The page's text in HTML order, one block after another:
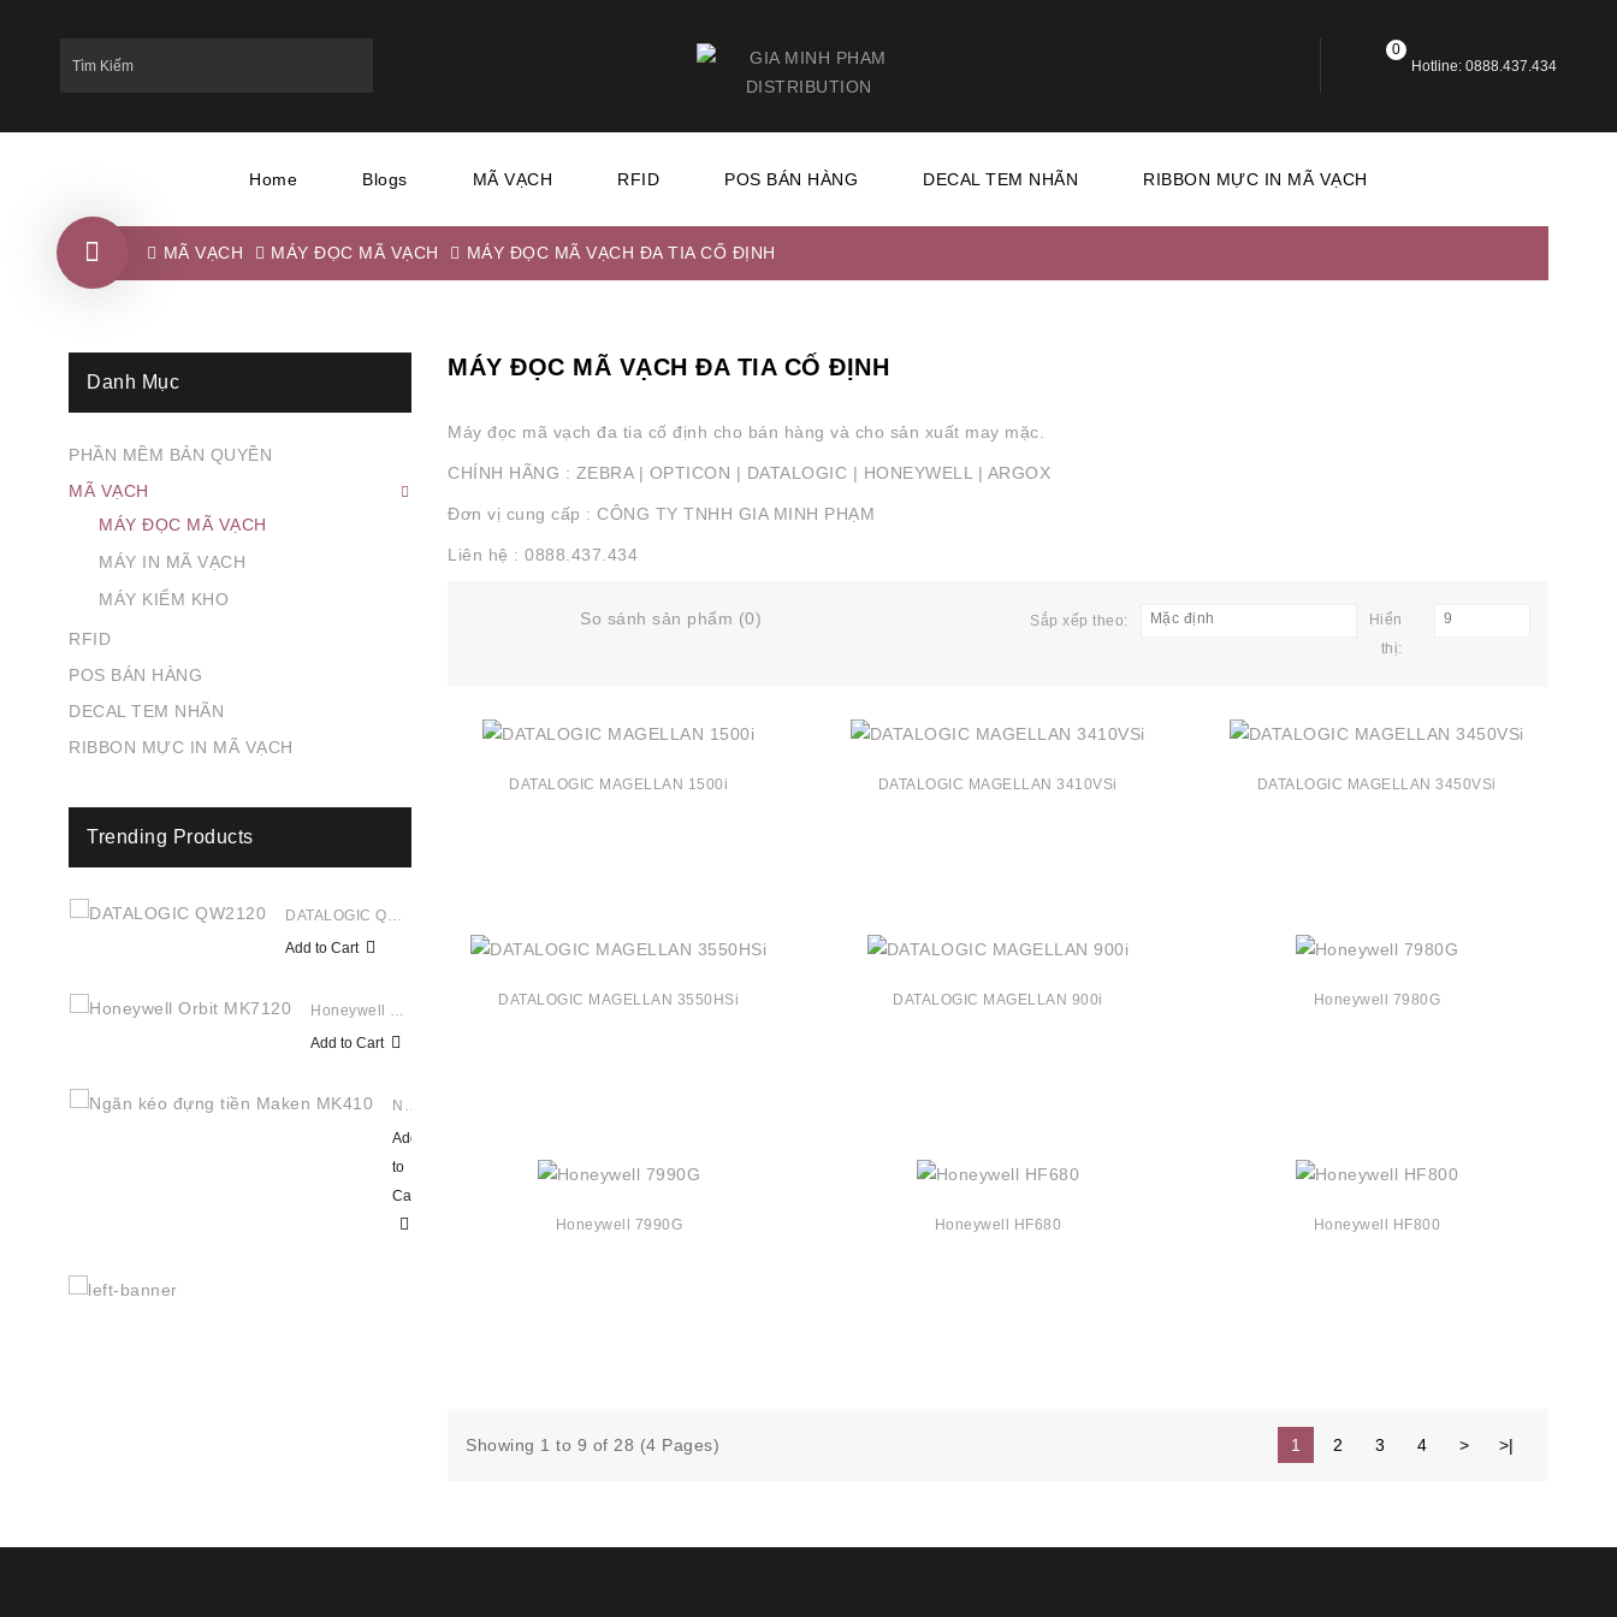
Hotline: 0888.437.434
0
Home Blogs MÃ VẠCH RFID POS BÁN HÀNG DECAL TEM NHÃN RIBBON MỰC IN MÃ VẠCH
MÃ VẠCH MÁY ĐỌC MÃ VẠCH MÁY ĐỌC MÃ VẠCH ĐA TIA CỐ ĐỊNH
Danh Mục
PHẦN MỀM BẢN QUYỀN
MÃ VẠCH
MÁY ĐỌC MÃ VẠCH
MÁY IN MÃ VẠCH
MÁY KIỂM KHO
RFID
POS BÁN HÀNG
DECAL TEM NHÃN
RIBBON MỰC IN MÃ VẠCH
Trending Products
DATALOGIC QW2120
Add to Cart
Honeywell Orbit MK7120
Add to Cart
Ngăn Kéo Đựng Tiền Maken MK410
Add
to
Cart
MÁY ĐỌC MÃ VẠCH ĐA TIA CỐ ĐỊNH
Máy đọc mã vạch đa tia cố định cho bán hàng và cho sản xuất may mặc.
CHÍNH HÃNG : ZEBRA | OPTICON | DATALOGIC | HONEYWELL | ARGOX
Đơn vị cung cấp : CÔNG TY TNHH GIA MINH PHẠM
Liên hệ : 0888.437.434
So sánh sản phẩm (0) Sắp xếp theo: Mặc định
Hiển
thị:
9
DATALOGIC MAGELLAN 1500i DATALOGIC MAGELLAN 3410VSi DATALOGIC MAGELLAN 3450VSi
DATALOGIC MAGELLAN 3550HSi DATALOGIC MAGELLAN 900i Honeywell 7980G
Honeywell 7990G Honeywell HF680 Honeywell HF800
1 2 3 4 > >|
Showing 1 to 9 of 28 (4 Pages)